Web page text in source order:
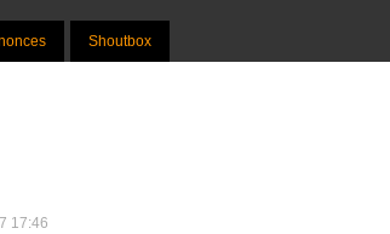
Shoutbox
17:46